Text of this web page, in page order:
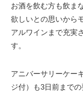
お酒を飲む方も飲ま
欲しいとの思いから
アルワインまで充実
す。
アニバーサリーケー
ジ付）も3日前まで